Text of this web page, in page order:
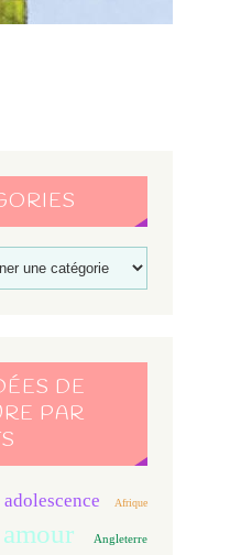
DE
PAR
adolescence Afrique
amour Angleterre